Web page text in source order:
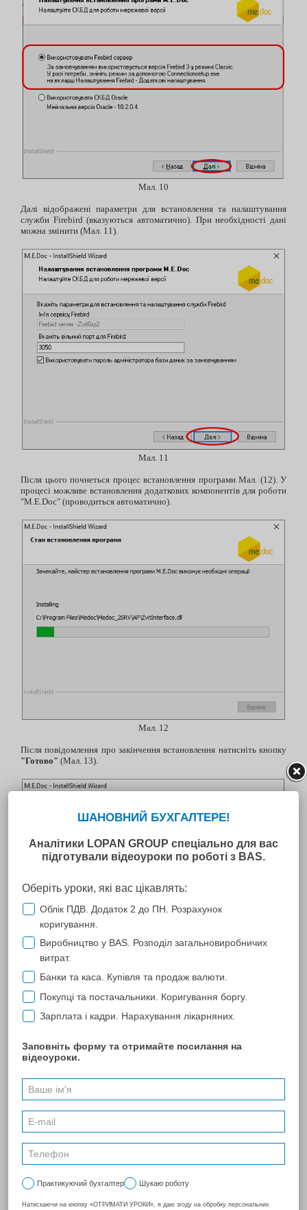
Мал. 10
Далі відображені параметри для встановлення та налаштування
служби Firebird (вказуються автоматично). При необхідності дані
можна змінити (Мал. 11).
Мал. 11
Після цього почнеться процес встановлення програми Мал. (12). У
процесі можливе встановлення додаткових компонентів для роботи
"M.E.Doc" (проводиться автоматично).
Мал. 12
Після повідомлення про закінчення встановлення натисніть кнопку
"Готово" (Мал. 13).
Перед відновленням резервної копії необхідно попередньо оновити
програму до актуальної версії, для цього перейдіть, будь ласка, до
3.
Для роботи з програмою необхідно обов’язково проводити
оновлення до останньої версії. Встановлення оновлень проводиться
на комп’ютері з серверною частиною програми "M.E.Doc", при
цьому сама програма на сервері повинна бути закрита (надалі
оновлення мережевої версії проводиться також на сервері, при
цьому на всіх клієнтських місцях програма повинна бути закрита).
Зайдіть, будь ласка, до меню"Пуск" - "Усі програми"і виберіть у
папці
пункт
14).